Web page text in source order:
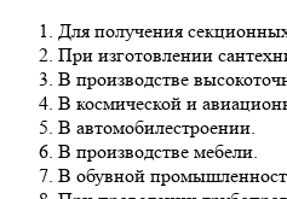
Для получения
При изготовлении
В производстве
В космической и
В автомобилестроении.
В производстве мебели.
В обувной